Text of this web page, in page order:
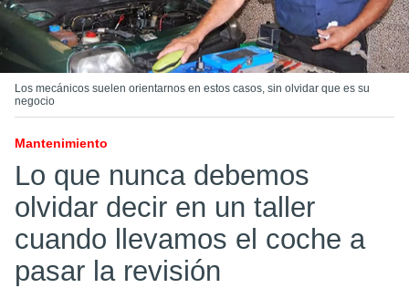
Los mecánicos suelen orientarnos en estos casos, sin olvidar que es su
negocio
Mantenimiento
Lo que nunca debemos
olvidar decir en un taller
cuando llevamos el coche a
pasar la revisión